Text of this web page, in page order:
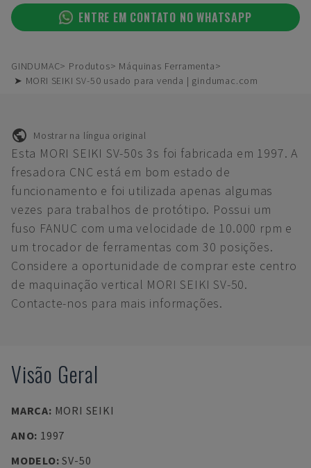
ENTRE EM CONTATO NO WHATSAPP
GINDUMAC Produtos
Máquinas Ferramenta
➤ MORI SEIKI SV-50 usado para venda | gindumac.com
Mostrar na língua original
Esta MORI SEIKI SV-50s 3s foi fabricada em 1997. A
fresadora CNC está em bom estado de
funcionamento e foi utilizada apenas algumas
vezes para trabalhos de protótipo. Possui um
fuso FANUC com uma velocidade de 10.000 rpm e
um trocador de ferramentas com 30 posições.
Considere a oportunidade de comprar este centro
de maquinação vertical MORI SEIKI SV-50.
Contacte-nos para mais informações.
Visão Geral
MARCA: MORI SEIKI
ANO: 1997
MODELO:SV-50